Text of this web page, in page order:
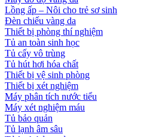
Lồng ấp – Nôi cho trẻ sơ sinh
Đèn chiếu vàng da
Thiết bị phòng thí nghiệm
Tủ an toàn sinh học
Tủ cấy vô trùng
Tủ hút hơi hóa chất
Thiết bị vệ sinh phòng
Thiết bị xét nghiệm
Máy phân tích nước tiểu
Máy xét nghiệm máu
Tủ bảo quản
Tủ lạnh âm sâu